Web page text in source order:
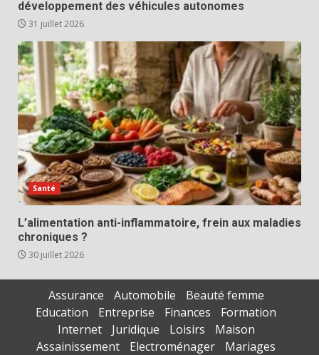
développement des véhicules autonomes
31 juillet 2026
Santé
L’alimentation anti-inflammatoire, frein aux maladies
chroniques ?
30 juillet 2026
Assurance Automobile
Beauté femme
Education
Entreprise Finances
Formation
Internet
Juridique Loisirs
Maison
Assainissement
Electroménager Mariages